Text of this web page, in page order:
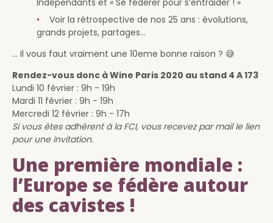
Indépendants et « Se fédérer pour s’entraider ! »
Voir la rétrospective de nos 25 ans : évolutions,
grands projets, partages…
… Il vous faut vraiment une 10eme bonne raison ? 😅
Rendez-vous donc à Wine Paris 2020 au stand 4 A 173
Lundi 10 février : 9h - 19h
Mardi 11 février : 9h - 19h
Mercredi 12 février : 9h - 17h
Si vous êtes adhérent à la FCI, vous recevez par mail le lien
pour une invitation.
Une première mondiale :
l’Europe se fédère autour
des cavistes !